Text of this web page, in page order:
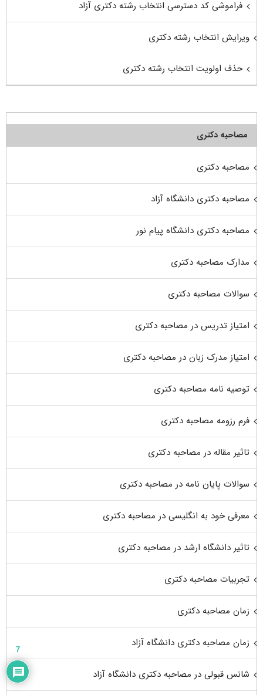
فراموشی کد دسترسی انتخاب رشته دکتری آزاد
ویرایش انتخاب رشته دکتری
حذف اولویت انتخاب رشته دکتری
مصاحبه دکتری
مصاحبه دکتری
مصاحبه دکتری دانشگاه آزاد
مصاحبه دکتری دانشگاه پیام نور
مدارک مصاحبه دکتری
سوالات مصاحبه دکتری
امتیاز تدریس در مصاحبه دکتری
امتیاز مدرک زبان در مصاحبه دکتری
توصیه نامه مصاحبه دکتری
فرم رزومه مصاحبه دکتری
تاثیر مقاله در مصاحبه دکتری
سوالات پایان نامه در مصاحبه دکتری
معرفی خود به انگلیسی در مصاحبه دکتری
تاثیر دانشگاه ارشد در مصاحبه دکتری
تجربیات مصاحبه دکتری
زمان مصاحبه دکتری
زمان مصاحبه دکتری دانشگاه آزاد
شانس قبولی در مصاحبه دکتری دانشگاه آزاد
7